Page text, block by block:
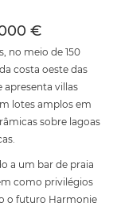
€
no meio de 150
costa oeste das
apresenta villas
lotes amplos em
sobre lagoas
a um bar de praia
como privilégios
o futuro Harmonie